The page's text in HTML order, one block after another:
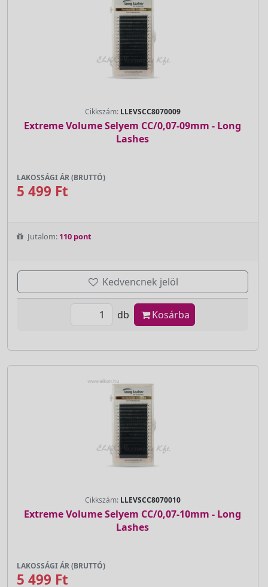
Cikkszám: LLEVSCC8070009
Extreme Volume Selyem CC/0,07-09mm - Long
Lashes
LAKOSSÁGI ÁR (BRUTTÓ)
5 499 Ft
Jutalom: 110 pont
Kedvencnek jelöl
db Kosárba
Cikkszám: LLEVSCC8070010
Extreme Volume Selyem CC/0,07-10mm - Long
Lashes
LAKOSSÁGI ÁR (BRUTTÓ)
5 499 Ft